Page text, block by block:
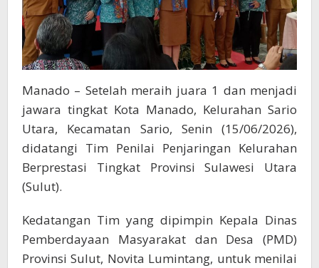
Manado – Setelah meraih juara 1 dan menjadi
jawara tingkat Kota Manado, Kelurahan Sario
Utara, Kecamatan Sario, Senin (15/06/2026),
didatangi Tim Penilai Penjaringan Kelurahan
Berprestasi Tingkat Provinsi Sulawesi Utara
(Sulut).
Kedatangan Tim yang dipimpin Kepala Dinas
Pemberdayaan Masyarakat dan Desa (PMD)
Provinsi Sulut, Novita Lumintang, untuk menilai